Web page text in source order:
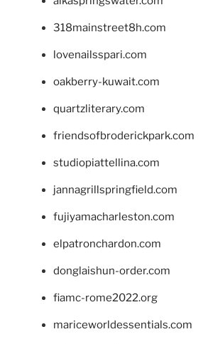
318mainstreet8h.com
lovenailsspari.com
oakberry-kuwait.com
quartzliterary.com
friendsofbroderickpark.com
studiopiattellina.com
jannagrillspringfield.com
fujiyamacharleston.com
elpatronchardon.com
donglaishun-order.com
fiamc-rome2022.org
mariceworldessentials.com